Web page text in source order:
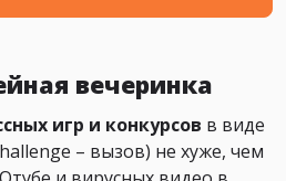
вечеринка
игр и конкурсов в виде
– вызов) не хуже, чем